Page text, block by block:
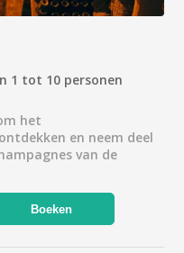
1 tot 10 personen
het
en neem deel
van de
Boeken